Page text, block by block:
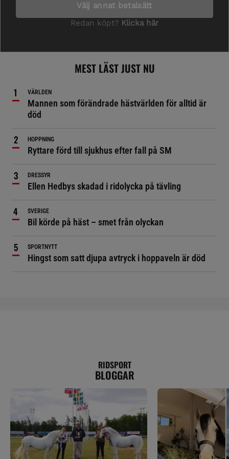
MEST LÄST JUST NU
VÄRLDEN
Mannen som förändrade hästvärlden för alltid är
död
HOPPNING
Ryttare förd till sjukhus efter fall på SM
DRESSYR
Ellen Hedbys skadad i ridolycka på tävling
SVERIGE
Bil körde på häst – smet från olyckan
SPORTNYTT
Hingst som satt djupa avtryck i hoppaveln är död
RIDSPORT
BLOGGAR